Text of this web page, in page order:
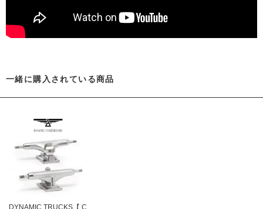
一緒に購入されている商品
DYNAMIC TRUCKS【 C